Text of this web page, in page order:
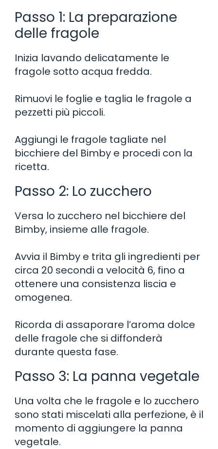
Passo 1: La preparazione
delle fragole
Inizia lavando delicatamente le
fragole sotto acqua fredda.
Rimuovi le foglie e taglia le fragole a
pezzetti più piccoli.
Aggiungi le fragole tagliate nel
bicchiere del Bimby e procedi con la
ricetta.
Passo 2: Lo zucchero
Versa lo zucchero nel bicchiere del
Bimby, insieme alle fragole.
Avvia il Bimby e trita gli ingredienti per
circa 20 secondi a velocità 6, fino a
ottenere una consistenza liscia e
omogenea.
Ricorda di assaporare l’aroma dolce
delle fragole che si diffonderà
durante questa fase.
Passo 3: La panna vegetale
Una volta che le fragole e lo zucchero
sono stati miscelati alla perfezione, è il
momento di aggiungere la panna
vegetale.